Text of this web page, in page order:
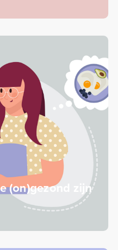
(on)gezond zijn